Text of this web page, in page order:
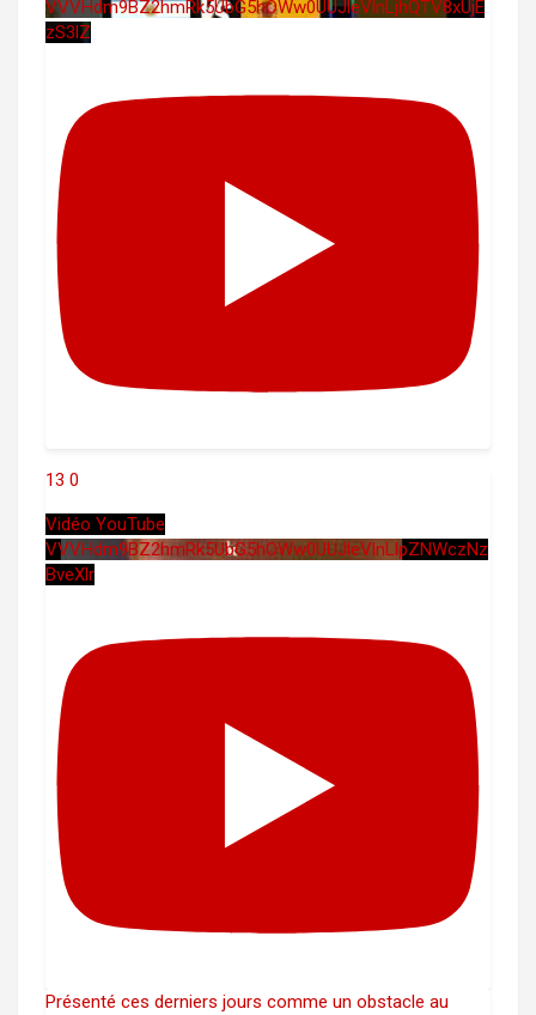
VVVHdm9BZ2hmRk5UbG5hOWw0UUJleVlnLjhQTV8xUjE
zS3lZ
13 0
Vidéo YouTube
VVVHdm9BZ2hmRk5UbG5hOWw0UUJleVlnLlpZNWczNz
BveXlr
Présenté ces derniers jours comme un obstacle au